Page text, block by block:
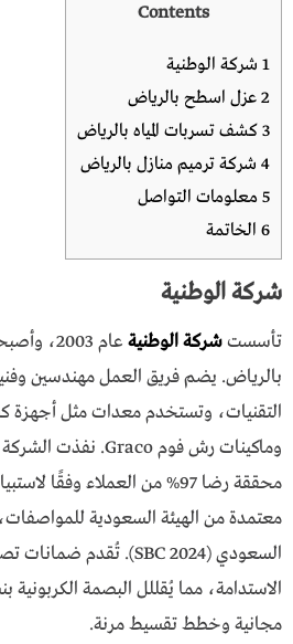
Contents
1 شركة الوطنية
2عزل اسطح بالرياض
3كشف تسربات المياه بالرياض
4 شركة ترميم منازل بالرياض
5 معلومات التواصل
6 الخاتمة
شركة الوطنية
تأسستشركة الوطنية
عام
بالرياض. يضم فريق العمل مهندسين
التقنيات، وتستخدم معدات مثل أجهزة
معتمدة من الهيئة السعودية للمواصفات،
مجانية وخطط تقسيط مرنة.